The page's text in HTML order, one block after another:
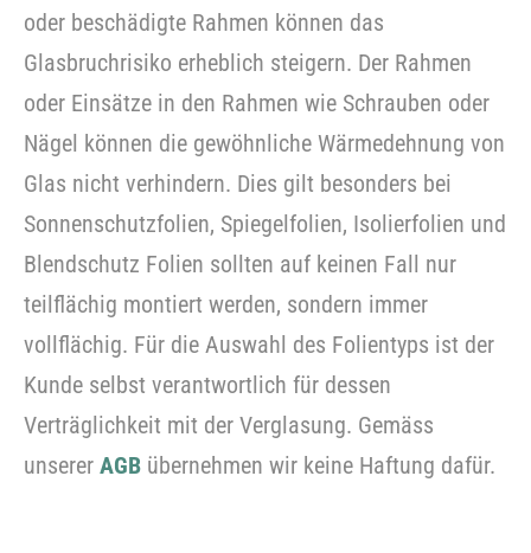
oder beschädigte Rahmen können das
Glasbruchrisiko erheblich steigern. Der Rahmen
oder Einsätze in den Rahmen wie Schrauben oder
Nägel können die gewöhnliche Wärmedehnung von
Glas nicht verhindern. Dies gilt besonders bei
Sonnenschutzfolien, Spiegelfolien, Isolierfolien und
Blendschutz Folien sollten auf keinen Fall nur
teilflächig montiert werden, sondern immer
vollflächig. Für die Auswahl des Folientyps ist der
Kunde selbst verantwortlich für dessen
Verträglichkeit mit der Verglasung. Gemäss
unserer AGB übernehmen wir keine Haftung dafür.